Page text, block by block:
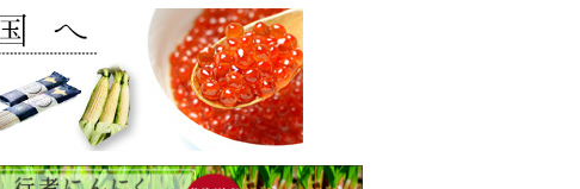
只今、カートに商品はございません。